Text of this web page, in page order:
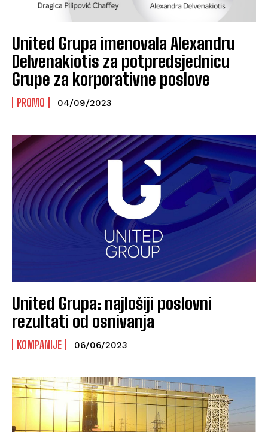
United Grupa imenovala Alexandru
Delvenakiotis za potpredsjednicu
Grupe za korporativne poslove
PROMO 04/09/2023
United Grupa: najlošiji poslovni
rezultati od osnivanja
KOMPANIJE 06/06/2023